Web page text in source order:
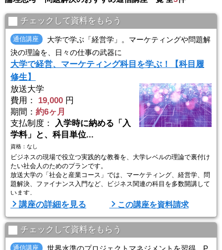
チェックして資料をもらう
通信講座
大学で学ぶ「経営学」。マーケティングや問題解
決の理論を、日々の仕事の武器に
大学で経営、マーケティング科目を学ぶ！【科目履
修生】
放送大学
費用：
19,000 円
期間： 約6ヶ月
支払制度：
入学時に納める「入
学料」と、科目単位...
資格：なし
ビジネスの現場で役立つ実践的な教養を、大学レベルの理論で裏付け
たい社会人のためのプランです。
放送大学の「社会と産業コース」では、マーケティング、経営学、問
題解決、ファイナンス入門など、ビジネス関連の科目を多数開講して
います。
「科目履修生」なら入学試験はなく、書類選考のみで半年間（1学期
間）から在籍可能。「今期の業務に必要なマーケティングだけ学びた
い」といった使い方ができ、経験則に頼りがちなビジネススキルを、
学術的な視点から体系化・強化することができます。
学びのポイント（3つの特徴）
講座の詳細を見る この講座を資料請求
チェックして資料をもらう
通信講座